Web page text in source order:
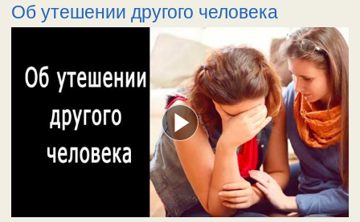
Об утешении другого человека